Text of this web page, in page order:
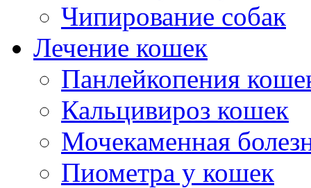
Чипирование собак
Лечение кошек
Панлейкопения
Кальцивироз кошек
Мочекаменная
Пиометра у кошек